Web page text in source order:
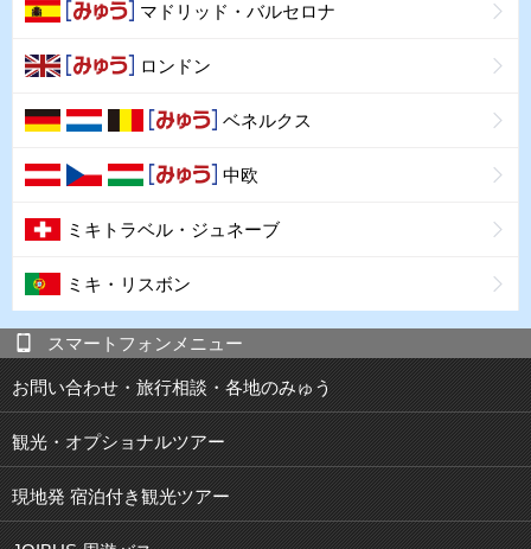
マドリッド・バルセロナ
ロンドン
ベネルクス
中欧
ミキトラベル・ジュネーブ
ミキ・リスボン
スマートフォンメニュー
お問い合わせ・旅行相談・各地のみゅう
観光・オプショナルツアー
現地発 宿泊付き観光ツアー